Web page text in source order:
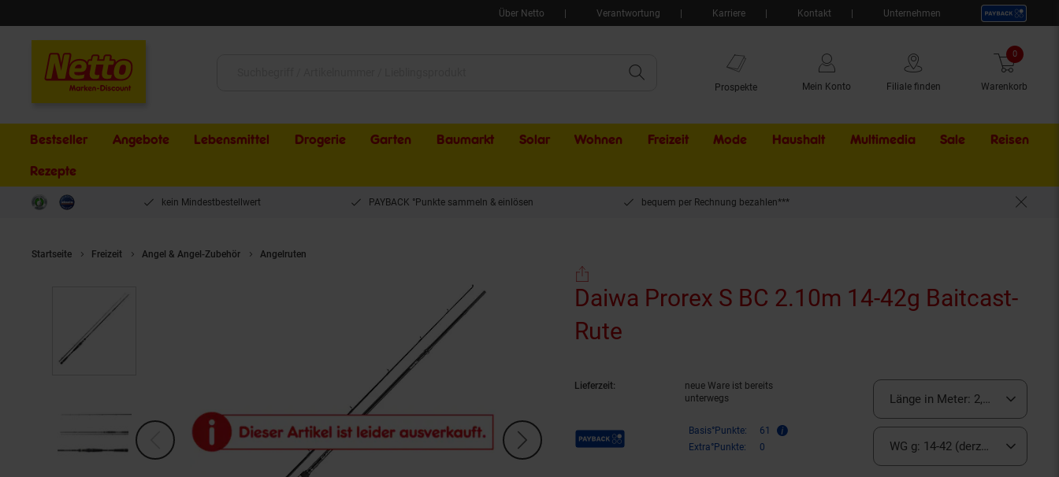
Über Netto Verantwortung Karriere Kontakt Unternehmen
Prospekte Mein Konto Filiale finden Warenkorb
0 Artikel
Bestseller Angebote Lebensmittel Drogerie Garten Baumarkt Solar Wohnen Freizeit Mode Haushalt Multimedia Sale Externer
Reisen
Rezepte
kein Mindestbestellwert PAYBACK °Punkte sammeln & einlösen bequem per Rechnung bezahlen***
Startseite Freizeit Angel & Angel-Zubehör Angelruten
Daiwa Prorex S BC 2.10m 14-42g Baitcast-
Rute
Lieferzeit:
neue Ware ist bereits
unterwegs
Payback Punkte Basis°Punkte:
61
Extra°Punkte:
0
Länge in Meter: 2,10 (derzeit
WG g: 14-42 (derzeit